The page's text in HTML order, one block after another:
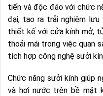
tiến và độc đáo với chức
đại, tạo ra trải nghiệm
thiết kế với cửa kính mở,
thoải mái trong việc quan
tích hợp công nghệ sưởi
Chức năng sưởi kính giúp
và hơi nước trên bề mặt